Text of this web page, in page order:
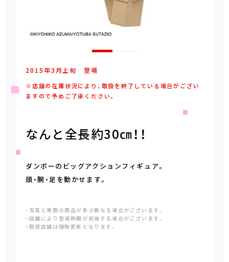
2015年3 月 上旬 登場
※店舗の在庫状況により、取扱を終了している場合がござい
ますので予めご了承ください。
なんと全長約30㎝！！
ダンボーのビッグアクションフィギュア。
頭・腕・足を動かせます。
・写真と実際の商品が多少異なる場合がございます。
・店舗により登場時期が前後する場合がございます。
・取扱店舗は随時更新となります。